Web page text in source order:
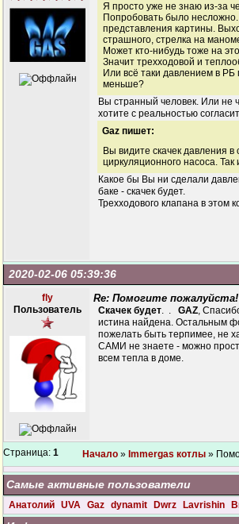
Я просто уже не знаю из-за
Попробовать было
представления картины.
страшного, стрелка на
Может кто-нибудь тоже на
Значит трехходовой и
Или всё таки давлением в РБ
меньше?
Вы странный человек. Или не
хотите с реальностью
Gaz пишет:
Вы видите скачек давления в
циркуляционного насоса.
Какое бы Вы ни сделали
баке - скачек будет.
Трехходового клапана в этом
2020-02-06 05:39:36
fly
Пользователь
Re: Помогите пожалуйста!
Скачек будет. . GAZ,
истина найдена. Остальным
пожелать быть терпимее, не
САМИ не знаете - можно
всем тепла в доме.
Страница: 1 Начало » Immergas котлы »
Самые активные пользователи
Анатолий UVA Gaz dynamit Dwrz Lavrishin